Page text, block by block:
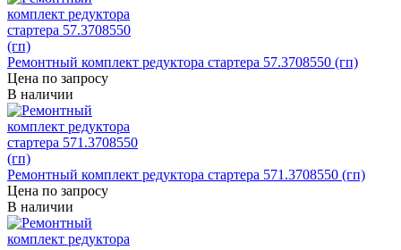
Ремонтный комплект редуктора стартера 57.3708550 (гп)
Цена по запросу
В наличии
Ремонтный комплект редуктора стартера 571.3708550 (гп)
Цена по запросу
В наличии